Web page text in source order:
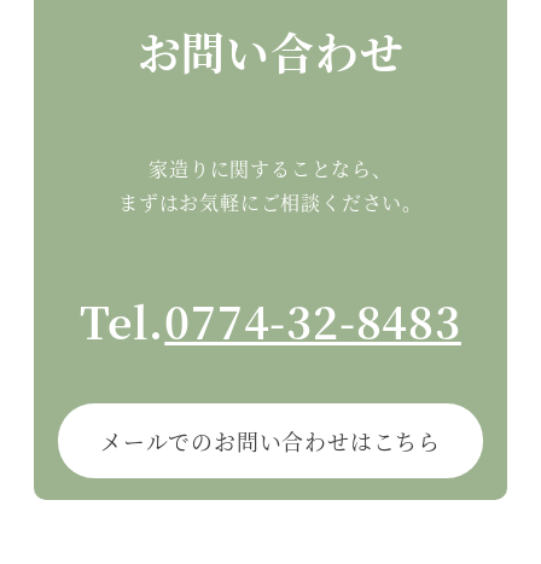
お問い合わせ
家造りに関することなら、
まずはお気軽にご相談ください。
Tel.0774-32-8483
メールでのお問い合わせはこちら